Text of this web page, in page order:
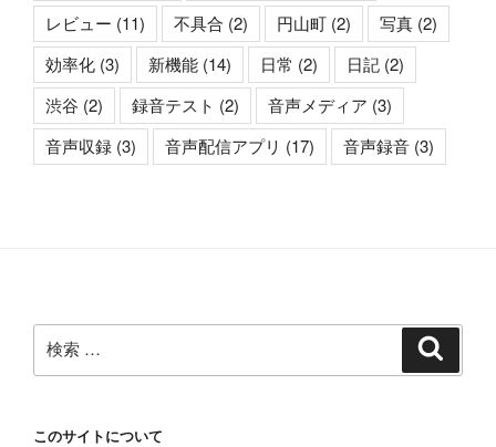
レビュー (11) 不具合 (2) 円山町 (2) 写真 (2)
効率化 (3) 新機能 (14) 日常 (2) 日記 (2)
渋谷 (2) 録音テスト (2) 音声メディア (3)
音声収録 (3) 音声配信アプリ (17) 音声録音 (3)
索:
このサイトについて